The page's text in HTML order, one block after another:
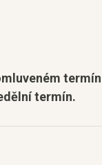
termín.